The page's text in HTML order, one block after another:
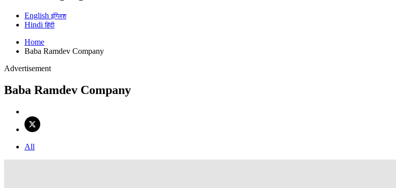
Englishइंग्लिश
Hindiहिंदी
Home
Baba Ramdev Company
Advertisement
Baba Ramdev Company
All